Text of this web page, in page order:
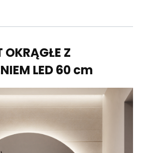
OKRĄGŁE Z
LED 60 cm